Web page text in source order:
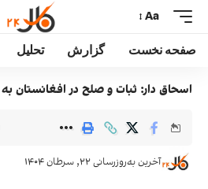
Aa
صفحه نخست گزارش تحلیل
اسحاق دار: ثبات و صلح در افغانستان
آخرین به‌روزرسانی ۲۲, سرطان ۱۴۰۴